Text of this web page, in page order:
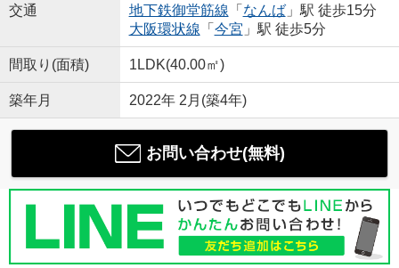
交通
地下鉄御堂筋線 「 なんば」駅 徒歩15分
大阪環状線 「 今宮 」駅 徒歩5分
間取り(面積) 1LDK(40.00㎡)
築年月 2022年 2月(築4年)
お問い合わせ(無料)